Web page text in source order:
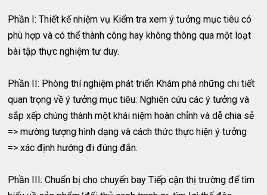
Phần I: Thiết kế nhiệm vụ Kiểm tra xem ý tưởng mục tiêu có
phù hợp và có thể thành công hay không thông qua một loạt
bài tập thực nghiệm tư duy.
Phần II: Phòng thí nghiệm phát triển Khám phá những chi tiết
quan trọng về ý tưởng mục tiêu: Nghiên cứu các ý tưởng và
sắp xếp chúng thành một khái niệm hoàn chỉnh và dễ chia sẻ
=> mường tượng hình dạng và cách thức thực hiện ý tưởng
=> xác định hướng đi đúng đắn.
Phần III: Chuẩn bị cho chuyến bay Tiếp cận thị trường để tìm